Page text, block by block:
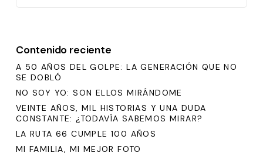
Contenido reciente
A 50 AÑOS DEL GOLPE: LA GENERACIÓN QUE NO
SE DOBLÓ
NO SOY YO: SON ELLOS MIRÁNDOME
VEINTE AÑOS, MIL HISTORIAS Y UNA DUDA
CONSTANTE: ¿TODAVÍA SABEMOS MIRAR?
LA RUTA 66 CUMPLE 100 AÑOS
MI FAMILIA, MI MEJOR FOTO